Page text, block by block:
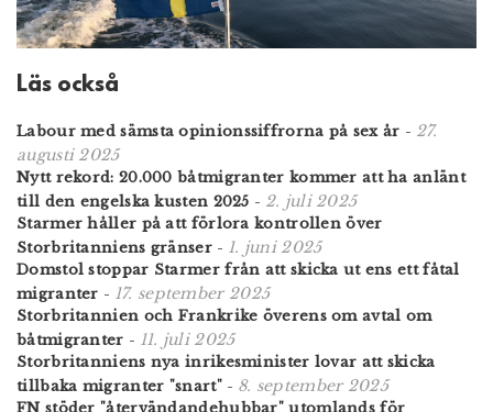
Läs också
Labour med sämsta opinionssiffrorna på sex år - 27.
augusti 2025
Nytt rekord: 20.000 båtmigranter kommer att ha anlänt
till den engelska kusten 2025 - 2. juli 2025
Starmer håller på att förlora kontrollen över
Storbritanniens gränser- 1. juni 2025
Domstol stoppar Starmer från att skicka ut ens ett fåtal
migranter - 17. september 2025
Storbritannien och Frankrike överens om avtal om
båtmigranter - 11. juli 2025
Storbritanniens nya inrikesminister lovar att skicka
tillbaka migranter "snart"- 8. september 2025
FN stöder "återvändandehubbar" utomlands för